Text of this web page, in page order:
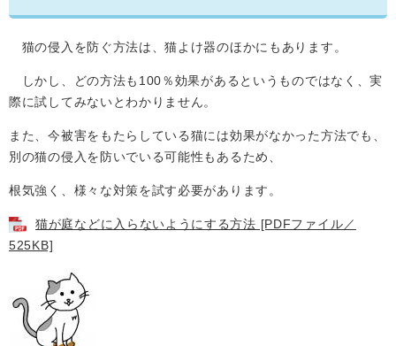
猫の侵入を防ぐ方法は、猫よけ器のほかにもあります。
しかし、どの方法も100％効果があるというものではなく、実
際に試してみないとわかりません。
また、今被害をもたらしている猫には効果がなかった方法でも、
別の猫の侵入を防いでいる可能性もあるため、
根気強く、様々な対策を試す必要があります。
猫が庭などに入らないようにする方法 [PDFファイル／
525KB]